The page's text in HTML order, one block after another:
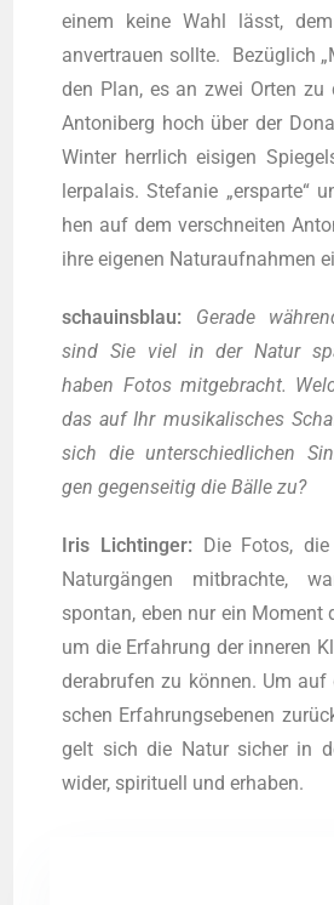
einem kei­ne Wahl lässt,
anver­trau­en soll­te. Bezüg­lich
den Plan, es an zwei Orten
Anto­ni­berg hoch über der
Win­ter herr­lich eisi­gen
ler­pa­lais. Ste­fa­nie „erspar­te“
hen auf dem ver­schnei­ten
ihre eige­nen Natur­auf­nah­men
schau­ins­blau:
Gera­de
sind Sie viel in der Natur
haben Fotos mit­ge­bracht.
das auf Ihr musi­ka­li­sches
sich die unter­schied­li­chen
gen gegen­sei­tig die Bäl­le zu?
Iris Licht­in­ger: Die Fotos,
Natur­gän­gen mit­brach­te,
spon­tan, eben nur ein Moment
um die Erfah­rung der inne­ren
der­ab­ru­fen zu kön­nen. Um
schen Erfah­rungs­ebe­nen
gelt sich die Natur sicher in
wider, spi­ri­tu­ell und erhaben.